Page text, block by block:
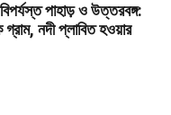
বিপর্যস্ত পাহাড় ও উত্তরবঙ্গ:
গ্রাম, নদী প্লাবিত হওয়ার